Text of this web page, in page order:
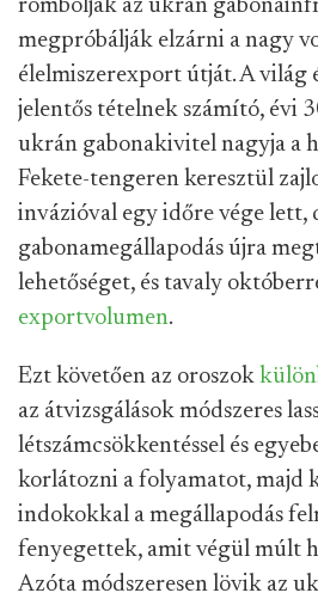
rombolják az ukrán
megpróbálják elzárni a nagy
élelmiszerexport útját. A világ
jelentős tételnek számító, évi
ukrán gabonakivitel nagyja a
Fekete-tengeren keresztül
invázióval egy időre vége lett,
gabonamegállapodás újra
lehetőséget, és tavaly
exportvolumen.
Ezt követően az oroszok
az átvizsgálások módszeres
létszámcsökkentéssel és
korlátozni a folyamatot, majd
indokokkal a megállapodás
fenyegettek, amit végül múlt
Azóta módszeresen lövik az